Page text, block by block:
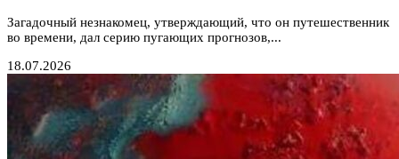
Загадочный незнакомец, утверждающий, что он путешественник
во времени, дал серию пугающих прогнозов,...
18.07.2026